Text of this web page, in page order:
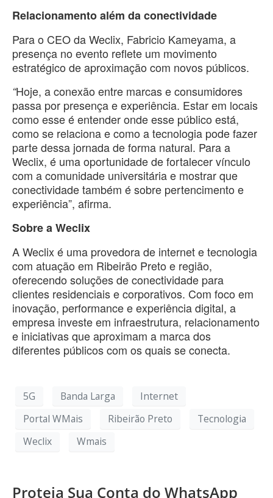
Relacionamento além da conectividade
Para o CEO da Weclix, Fabricio Kameyama, a
presença no evento reflete um movimento
estratégico de aproximação com novos públicos.
“Hoje, a conexão entre marcas e consumidores
passa por presença e experiência. Estar em locais
como esse é entender onde esse público está,
como se relaciona e como a tecnologia pode fazer
parte dessa jornada de forma natural. Para a
Weclix, é uma oportunidade de fortalecer vínculo
com a comunidade universitária e mostrar que
conectividade também é sobre pertencimento e
experiência”, afirma.
Sobre a Weclix
A Weclix é uma provedora de internet e tecnologia
com atuação em Ribeirão Preto e região,
oferecendo soluções de conectividade para
clientes residenciais e corporativos. Com foco em
inovação, performance e experiência digital, a
empresa investe em infraestrutura, relacionamento
e iniciativas que aproximam a marca dos
diferentes públicos com os quais se conecta.
5G Banda Larga
Internet
Portal WMais
Ribeirão Preto
Tecnologia
Weclix
Wmais
Proteja Sua Conta do WhatsApp